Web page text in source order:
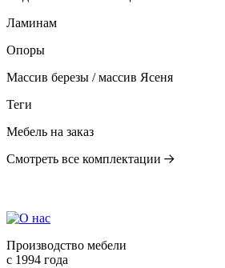
Ламинам
Опоры
Массив березы / массив Ясеня
Теги
Мебель на заказ
Смотреть все комплектации
Производство мебели
с 1994 года